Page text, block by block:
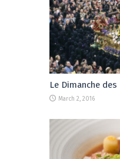
Le Dimanche
March 2, 2016